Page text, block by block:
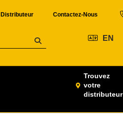
Distributeur Contactez-Nous
EN
Trouvez
votre
distributeur